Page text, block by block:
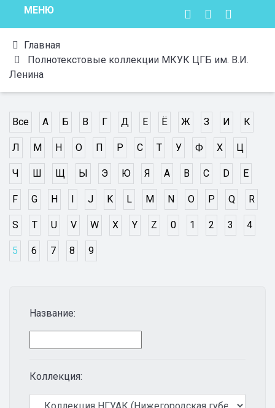
МЕНЮ
Главная
Полнотекстовые коллекции МКУК ЦГБ им. В.И.
Ленина
Название:
Коллекция:
Все А Б В Г Д Е Ё Ж З И К
Л М Н О П Р С Т У Ф Х Ц
Ч Ш Щ Ы Э Ю Я A B C D E
F G H I J K L M N O P Q R
S T U V W X Y Z 0 1 2 3 4
5 6 7 8 9